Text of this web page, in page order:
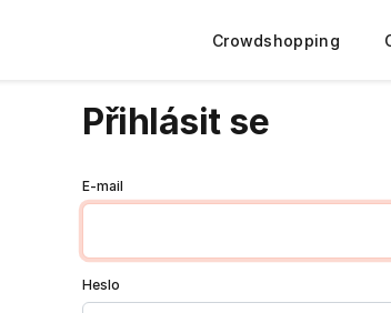
Crowdshopping
Přihlásit se
E-mail
Heslo